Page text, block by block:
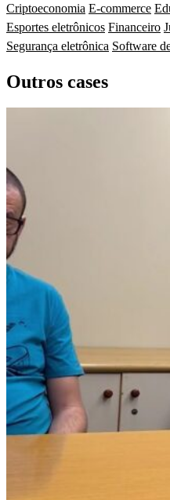
Criptoeconomia E-commerce
Esportes eletrônicos Financeiro
Segurança eletrônica Software
Outros cases